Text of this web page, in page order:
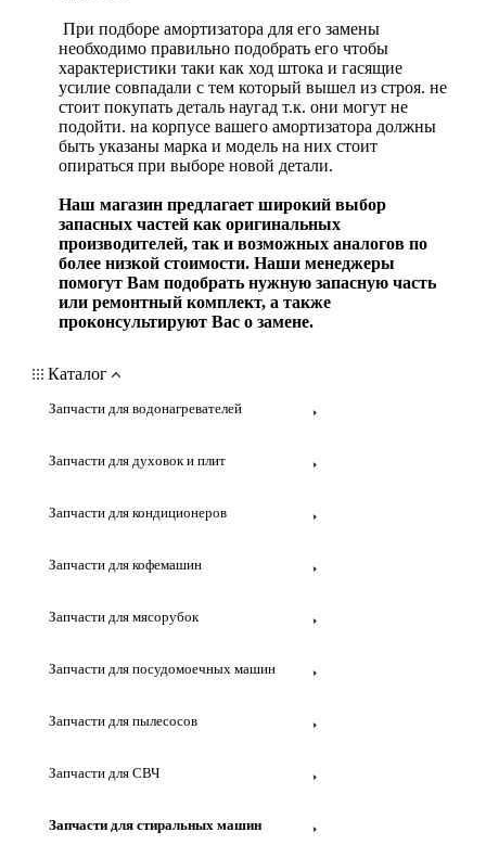
При подборе амортизатора для его замены
необходимо правильно подобрать его чтобы
характеристики таки как ход штока и гасящие
усилие совпадали с тем который вышел из строя. не
стоит покупать деталь наугад т.к. они могут не
подойти. на корпусе вашего амортизатора должны
быть указаны марка и модель на них стоит
опираться при выборе новой детали.
Наш магазин предлагает широкий выбор
запасных частей как оригинальных
производителей, так и возможных аналогов по
более низкой стоимости. Наши менеджеры
помогут Вам подобрать нужную запасную часть
или ремонтный комплект, а также
проконсультируют Вас о замене.
Каталог
Запчасти для водонагревателей
Запчасти для духовок и плит
Запчасти для кондиционеров
Запчасти для кофемашин
Запчасти для мясорубок
Запчасти для посудомоечных машин
Запчасти для пылесосов
Запчасти для СВЧ
Запчасти для стиральных машин